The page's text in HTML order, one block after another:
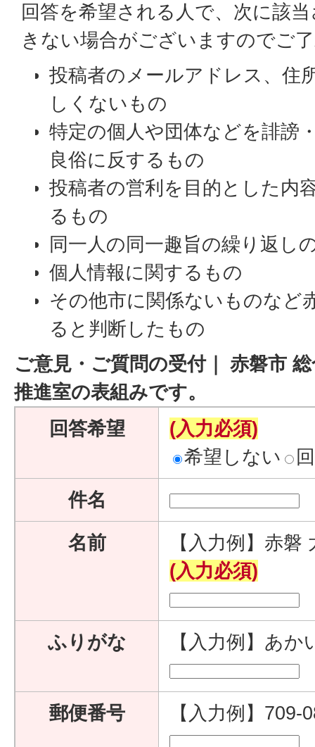
回答を希望される人で、次に該
きない場合がございますのでご
投稿者のメールアドレス、住
しくないもの
特定の個人や団体などを誹謗
良俗に反するもの
投稿者の営利を目的とした内
るもの
同一人の同一趣旨の繰り返し
個人情報に関するもの
その他市に関係ないものなど
ると判断したもの
ご意見・ご質問の受付｜ 赤磐市
推進室の表組みです。
回答希望
(入力必須)
希望しない
件名
名前
【入力例】赤磐
(入力必須)
ふりがな 【入力例】あ
郵便番号 【入力例】